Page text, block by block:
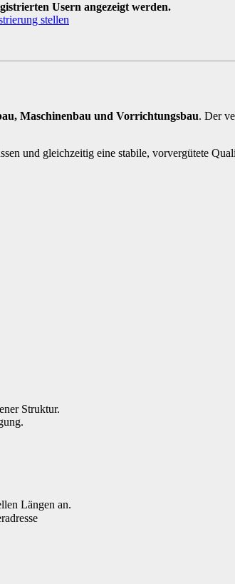
Usern angezeigt werden.
stellen
Maschinenbau und Vorrichtungsbau. Der
und gleichzeitig eine stabile, vorvergütete
Struktur.
Längen an.